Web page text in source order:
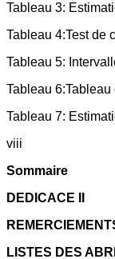
Tableau 3:
Tableau 4:Test de
Tableau 5:
Tableau
Tableau 7:
viii
Sommaire
DEDICACE II
LISTES DES